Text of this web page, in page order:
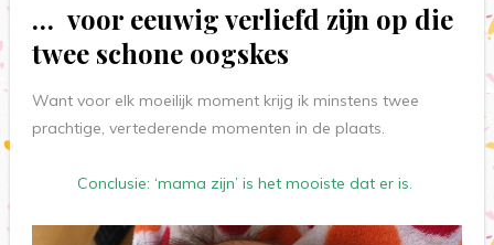
… voor eeuwig verliefd zijn op die
twee schone oogskes
Want voor elk moeilijk moment krijg ik minstens twee
prachtige, vertederende momenten in de plaats.
Conclusie: ‘mama zijn’ is het mooiste dat er is.